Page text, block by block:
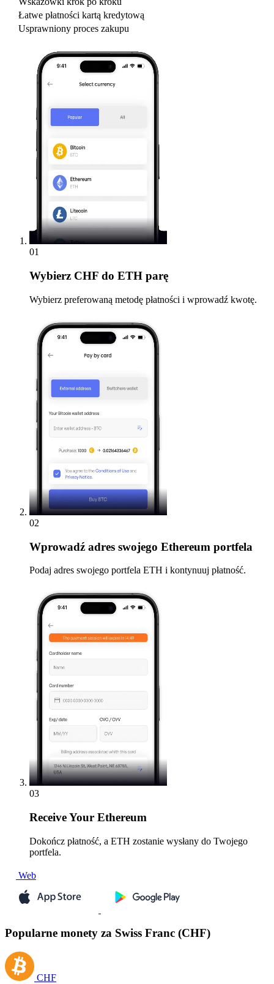
Łatwe płatności kartą kredytową
Usprawniony proces zakupu
01
Wybierz CHF do ETH parę
Wybierz preferowaną metodę płatności i wprowadź kwotę.
02
Wprowadź adres swojego Ethereum portfela
Podaj adres swojego portfela ETH i kontynuuj płatność.
03
ReceiveYour Ethereum
Dokończ płatność, a ETH zostanie wysłany do Twojego
portfela.
Web
Popularne monety za Swiss Franc (CHF)
CHF